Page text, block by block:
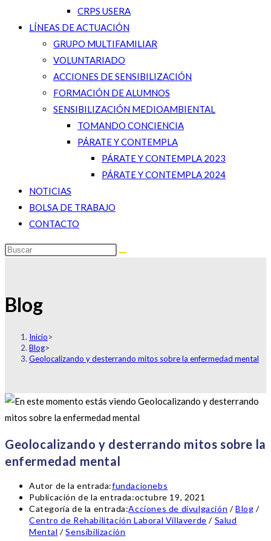
CRPS USERA
LÍNEAS DE ACTUACIÓN
GRUPO MULTIFAMILIAR
VOLUNTARIADO
ACCIONES DE SENSIBILIZACIÓN
FORMACIÓN DE ALUMNOS
SENSIBILIZACIÓN MEDIOAMBIENTAL
TOMANDO CONCIENCIA
PÁRATE Y CONTEMPLA
PÁRATE Y CONTEMPLA 2023
PÁRATE Y CONTEMPLA 2024
NOTICIAS
BOLSA DE TRABAJO
CONTACTO
Blog
Inicio>
Blog>
Geolocalizando y desterrando mitos sobre la enfermedad mental
Geolocalizando y desterrando mitos sobre la
enfermedad mental
Autor de la entrada:fundacionebs
Publicación de la entrada:octubre 19, 2021
Categoría de la entrada:Acciones de divulgación / Blog /
Centro de Rehabilitación Laboral Villaverde / Salud
Mental / Sensibilización